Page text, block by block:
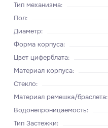
Тип механизма:
Пол:
Диаметр:
Форма корпуса:
Цвет циферблата:
Материал корпуса:
Стекло:
Материал ремешка/браслета:
Водонепроницаемость:
Тип Застежки: